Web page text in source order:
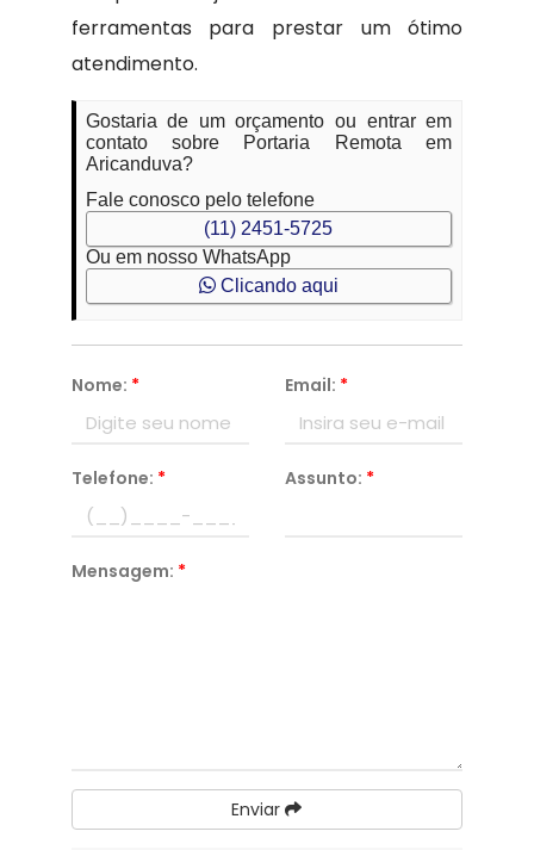
ferramentas para prestar um ótimo
atendimento.
Gostaria de um orçamento ou entrar em
contato sobre Portaria Remota em
Aricanduva?
Fale conosco pelo telefone
(11) 2451-5725
Ou em nosso WhatsApp
Clicando aqui
Nome: * Email: *
Telefone: * Assunto: *
Mensagem: *
Enviar